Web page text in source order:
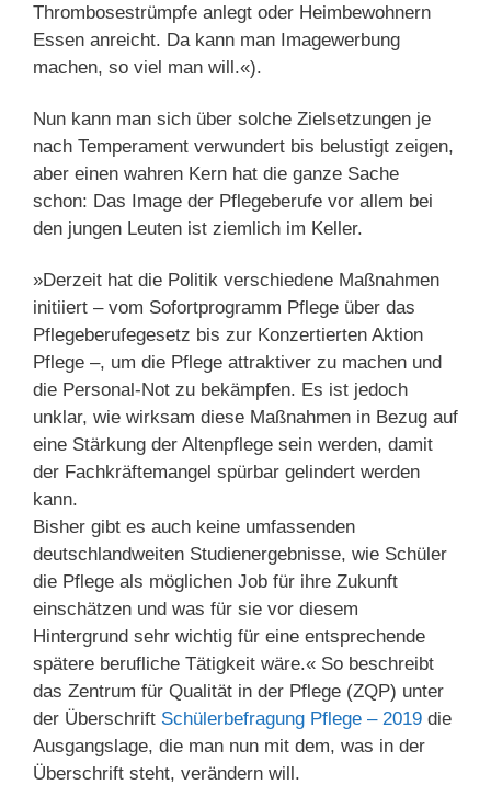
Thrombosestrümpfe anlegt oder Heimbewohnern
Essen anreicht. Da kann man Imagewerbung
machen, so viel man will.«).
Nun kann man sich über solche Zielsetzungen je
nach Temperament verwundert bis belustigt zeigen,
aber einen wahren Kern hat die ganze Sache
schon: Das Image der Pflegeberufe vor allem bei
den jungen Leuten ist ziemlich im Keller.
»Derzeit hat die Politik verschiedene Maßnahmen
initiiert – vom Sofortprogramm Pflege über das
Pflegeberufegesetz bis zur Konzertierten Aktion
Pflege –, um die Pflege attraktiver zu machen und
die Personal-Not zu bekämpfen. Es ist jedoch
unklar, wie wirksam diese Maßnahmen in Bezug auf
eine Stärkung der Altenpflege sein werden, damit
der Fachkräftemangel spürbar gelindert werden
kann.
Bisher gibt es auch keine umfassenden
deutschlandweiten Studienergebnisse, wie Schüler
die Pflege als möglichen Job für ihre Zukunft
einschätzen und was für sie vor diesem
Hintergrund sehr wichtig für eine entsprechende
spätere berufliche Tätigkeit wäre.« So beschreibt
das Zentrum für Qualität in der Pflege (ZQP) unter
der Überschrift Schülerbefragung Pflege – 2019 die
Ausgangslage, die man nun mit dem, was in der
Überschrift steht, verändern will.